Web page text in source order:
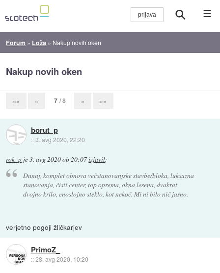
☰
Forum » Loža » Nakup novih oken
Nakup novih oken
«« « 7 / 8 » »»
borut_p
::3. avg 2020, 22:20
rok_p je3. avg 2020 ob 20:07izjavil:
Dunaj, komplet obnova večstanovanjske stavbe/bloka, luksuzna
stanovanja, čisti center, top oprema, okna lesena, dvakrat
dvojno krilo, enoslojno steklo, kot nekoč. Mi ni bilo nič jasno.
verjetno pogoji žličkarjev
PrimoZ_
::28. avg 2020, 10:20